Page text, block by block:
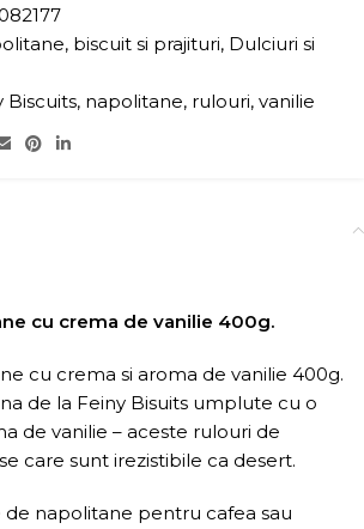
biscuit si prajituri, Dulciuri si
Biscuits, napolitane, rulouri, vanilie
cu crema de vanilie 400g.
cu crema si aroma de vanilie 400g.
de la Feiny Bisuits umplute cu o
de vanilie – aceste rulouri de
care sunt irezistibile ca desert.
napolitane pentru cafea sau